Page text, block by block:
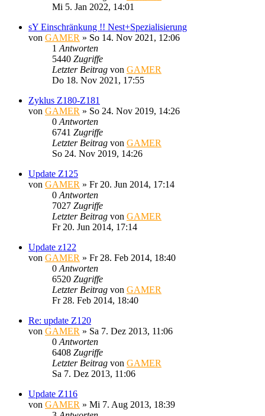
Mi 5. Jan 2022, 14:01
sY Einschränkung !! Nest+Spezialisierung
von GAMER » So 14. Nov 2021, 12:06
1 Antworten
5440 Zugriffe
Letzter Beitrag von GAMER
Do 18. Nov 2021, 17:55
Zyklus Z180-Z181
von GAMER » So 24. Nov 2019, 14:26
0 Antworten
6741 Zugriffe
Letzter Beitrag von GAMER
So 24. Nov 2019, 14:26
Update Z125
von GAMER » Fr 20. Jun 2014, 17:14
0 Antworten
7027 Zugriffe
Letzter Beitrag von GAMER
Fr 20. Jun 2014, 17:14
Update z122
von GAMER » Fr 28. Feb 2014, 18:40
0 Antworten
6520 Zugriffe
Letzter Beitrag von GAMER
Fr 28. Feb 2014, 18:40
Re: update Z120
von GAMER » Sa 7. Dez 2013, 11:06
0 Antworten
6408 Zugriffe
Letzter Beitrag von GAMER
Sa 7. Dez 2013, 11:06
Update Z116
von GAMER » Mi 7. Aug 2013, 18:39